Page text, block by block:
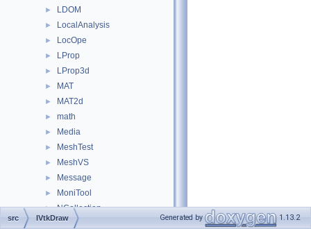
► LDOM
► LocalAnalysis
► LocOpe
► LProp
► LProp3d
► MAT
► MAT2d
► math
► Media
► MeshTest
► MeshVS
► Message
► MoniTool
► NCollection
► NLPlate
src IVtkDraw Generated by 1.13.2